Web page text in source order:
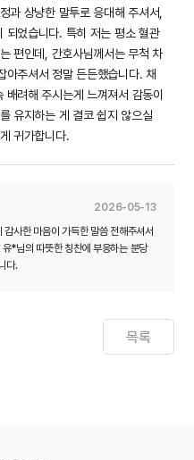
과 상냥한 말투로 응대해 주셔서,
되었습니다. 특히 저는 평소 혈관
편인데, 간호사님께서는 무척 차
아주셔서 정말 든든했습니다. 채
려해 주시는게 느껴져서 감동이
유지하는 게 결코 쉽지 않으실
귀가합니다.
2026-05-13
사한 마음이 가득한 말씀 전해주셔서
*님의 따뜻한 칭찬에 부응하는 분당
다.
목록